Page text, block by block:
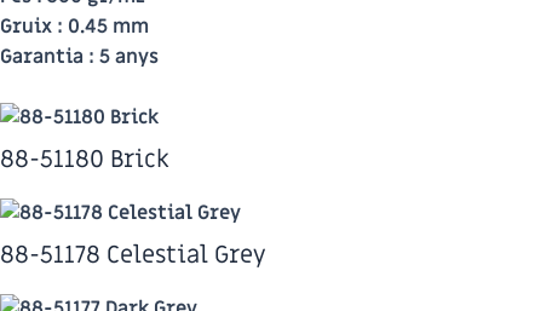
Gruix : 0.45 mm
Garantia : 5 anys
88-51180 Brick
88-51178 Celestial Grey